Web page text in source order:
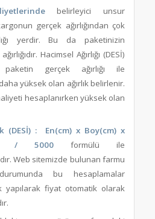
belirleyici unsur
gerçek ağırlığından çok
yerdir. Bu da paketinizin
Hacimsel Ağırlığı (DESİ)
paketin gerçek ağırlığı ile
daha yüksek olan ağırlık belirlenir.
hesaplanırken yüksek olan
(DESİ) :
En(cm) x Boy(cm) x
/ 5000 formülü ile
Web sitemizde bulunan farmu
bu hesaplamalar
yapılarak fiyat otomatik olarak